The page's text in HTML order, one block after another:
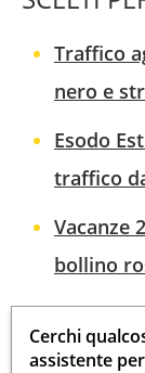
Traffico
nero e
Esodo
traffico
Vacanze
bollino
Cerchi
assistente